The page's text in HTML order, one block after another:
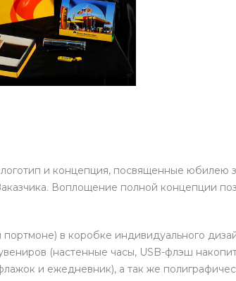
и концепция, посвященные юбилею
Воплощение полной концепции
в коробке индивидуального
(настенные часы, USB-флэш
и ежедневник), а так же